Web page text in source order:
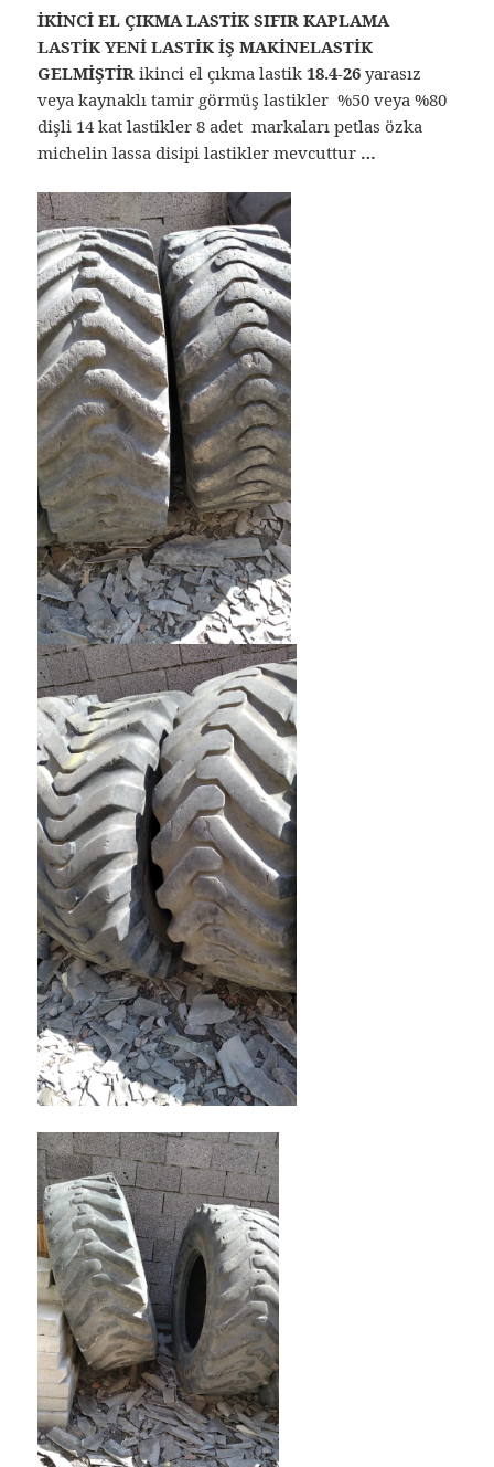
İKİNCİ EL ÇIKMA LASTİK SIFIR KAPLAMA
LASTİK YENİ LASTİK İŞ MAKİNELASTİK
GELMİŞTİRikinci el çıkma lastik18.4-26yarasız
veya kaynaklı tamir görmüş lastikler %50 veya %80
dişli 14 kat lastikler 8 adet markaları petlas özka
michelin lassa disipi lastikler mevcuttur …